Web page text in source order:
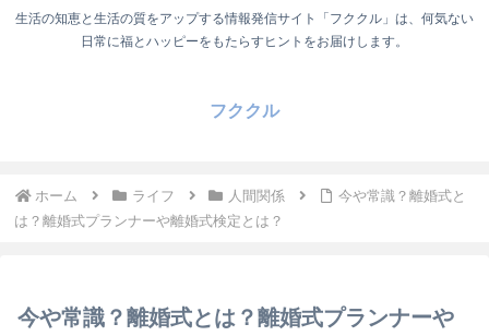
生活の知恵と生活の質をアップする情報発信サイト「フククル」は、何気ない
日常に福とハッピーをもたらすヒントをお届けします。
フククル
ホーム ライフ 人間関係
今や常識？離婚式と
は？離婚式プランナーや離婚式検定とは？
今や常識？離婚式とは？離婚式プランナーや